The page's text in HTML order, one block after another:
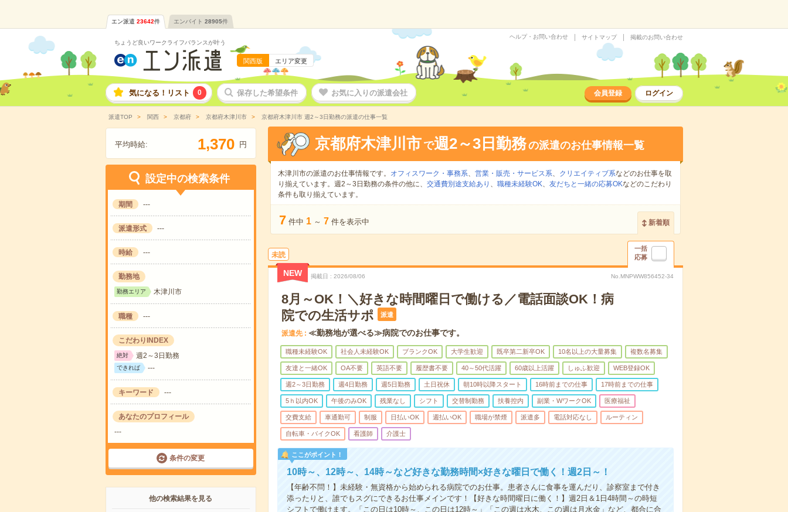
エン派遣 23642件 エンバイト 28905件
ちょうど良いワークライフバランスが叶う
関西版 エリア変更
ヘルプ・お問い合わせ サイトマップ 掲載のお問い合わせ
気になる！リスト 0 保存した希望条件 お気に入りの派遣会社 会員登録 ログイン
派遣TOP 関西 京都府 京都府木津川市 京都府木津川市 週2～3日勤務の派遣の仕事一覧
平均時給: 1,370 円
設定中の検索条件
期間 ---
派遣形式 ---
時給 ---
勤務地
勤務エリア 木津川市
職種 ---
こだわりINDEX
絶対 週2～3日勤務
できれば ---
キーワード ---
あなたのプロフィール
---
条件の変更
他の検索結果を見る
京都府木津川市 で週2～3日勤務の派遣のお仕事情報一覧
木津川市の派遣のお仕事情報です。 オフィスワーク・事務系、 営業・販売・サービス系、 クリエイティブ系などのお仕事を取
り揃えています。週2～3日勤務の条件の他に、 交通費別途支給あり 、 職種未経験OK、 友だちと一緒の応募OKなどのこだわり
条件も取り揃えています。
7 件中 1 ～ 7 件を表示中 新着順
未読
一括
応募
NEW 掲載日 2026/08/06 No.MNPWW856452-34
8月～OK！＼好きな時間曜日で働ける／電話面談OK！病
院での生活サポ
派遣
派遣先 ≪勤務地が選べる≫病院でのお仕事です。
職種未経験OK 社会人未経験OK ブランクOK 大学生歓迎 既卒第二新卒OK 10名以上の大量募集 複数名募集
友達と一緒OK OA不要 英語不要 履歴書不要 40～50代活躍 60歳以上活躍 しゅふ歓迎 WEB登録OK
週2～3日勤務 週4日勤務 週5日勤務 土日祝休 朝10時以降スタート 16時前までの仕事 17時前までの仕事
5ｈ以内OK 午後のみOK 残業なし シフト 交替制勤務 扶養控内 副業・WワークOK 医療福祉
交費支給 車通勤可 制服 日払いOK 週払いOK 職場が禁煙 派遣多 電話対応なし ルーティン
自転車・バイクOK 看護師 介護士
ここがポイント！
10時～、12時～、14時～など好きな勤務時間×好きな曜日で働く！週2日～！
【年齢不問！】未経験・無資格から始められる病院でのお仕事。患者さんに食事を運んだり、診察室まで付き
添ったりと、誰でもスグにできるお仕事メインです！【好きな時間曜日に働く！】週2日＆1日4時間～の時短
シフトで働けます。「この日は10時～、この日は12時～」「この週は水木、この週は月水金」など、都合に合